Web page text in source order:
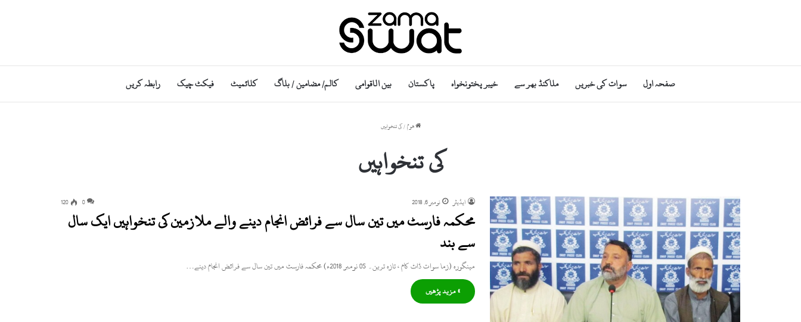
صفحہ اول سوات کی خبریں ملاکنڈ بھر سے خیبر پختونخواہ پاکستان بین الاقوامی کالم/ مضامین / بلاگ کلائمیٹ فیکٹ چیک رابطہ کریں
ھوم / کی تنخواہیں
کی تنخواہیں
ایڈیٹر نومبر 6, 2018 0
120
محکمہ فارسٹ میں تین سال سے فرائض انجام دینے والے ملازمین کی تنخواہیں ایک سال
سے بند
مینگورہ (زما سوات ڈاٹ کام ، تازہ ترین۔ 05 نومبر 2018ء) محکمہ فارسٹ میں تین سال سے فرائض انجام دینے…
» مزید پڑھیں